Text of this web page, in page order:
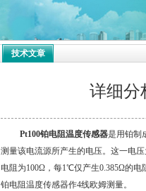
技术文章
详细分
Pt100铂电阻温度传感器是用铂制
测量该电流源所产生的电压。这一电
电阻为100Ω，每1℃仅产生0.385Ω的电
铂电阻温度传感器作4线欧姆测量。